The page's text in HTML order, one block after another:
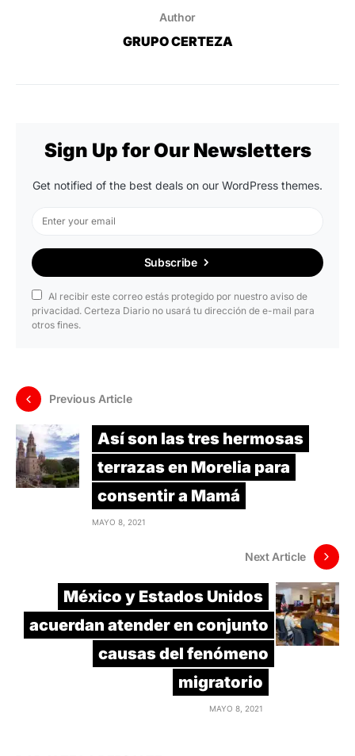
Author
GRUPO CERTEZA
Sign Up for Our Newsletters
Get notified of the best deals on our WordPress themes.
Subscribe
Al recibir este correo estás protegido por nuestro aviso de
privacidad. Certeza Diario no usará tu dirección de e-mail para
otros fines.
Previous Article
Así son las tres hermosas
terrazas en Morelia para
consentir a Mamá
MAYO 8, 2021
Next Article
México y Estados Unidos
acuerdan atender en conjunto
causas del fenómeno
migratorio
MAYO 8, 2021